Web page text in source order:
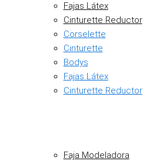
Fajas Látex
Cinturette Reductor
Corselette
Cinturette
Bodys
Fajas Látex
Cinturette Reductor
Faja Modeladora